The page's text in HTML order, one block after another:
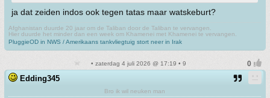
ja dat zeiden indos ook tegen tatas maar watskeburt?
Afghanistan duurde 20 jaar om de Taliban door de Taliban te vervangen.
Hier duurde het minder dan een week om Khamenei met Khamenei te vervangen.
PluggieOD in NWS / Amerikaans tankvliegtuig stort neer in Irak
• zaterdag 4 juli 2026 @ 17:19 • 9
Edding345
Bro ik wil neuken man